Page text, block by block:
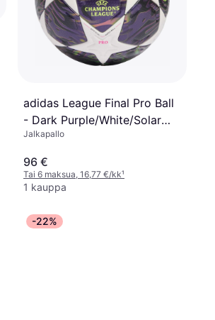
adidas League Final Pro Ball
- Dark Purple/White/Solar
Yellow
Jalkapallo
96 €
Tai 6 maksua, 16,77 €/kk¹
1 kauppa
-22%